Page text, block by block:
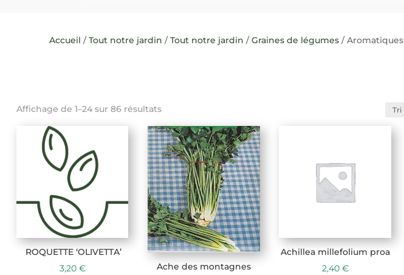
Accueil /Tout notre jardin /Tout notre jardin /Graines de légumes/ Aromatiques
Affichage de 1–24 sur 86 résultats
ROQUETTE ‘OLIVETTA’
3,20 €
Ache des montagnes
Achillea millefolium proa
2,40 €